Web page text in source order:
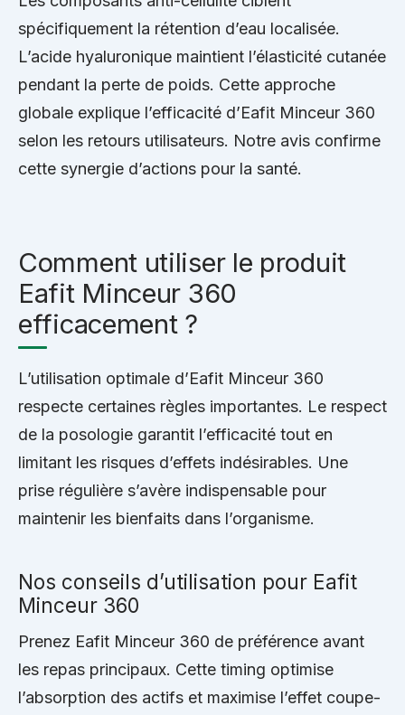
spécifiquement la rétention d’eau localisée.
L’acide hyaluronique maintient l’élasticité cutanée
pendant la perte de poids. Cette approche
globale explique l’efficacité d’Eafit Minceur 360
selon les retours utilisateurs. Notre avis confirme
cette synergie d’actions pour la santé.
Comment utiliser le produit
Eafit Minceur 360
efficacement ?
L’utilisation optimale d’Eafit Minceur 360
respecte certaines règles importantes. Le respect
de la posologie garantit l’efficacité tout en
limitant les risques d’effets indésirables. Une
prise régulière s’avère indispensable pour
maintenir les bienfaits dans l’organisme.
Nos conseils d’utilisation pour Eafit
Minceur 360
Prenez Eafit Minceur 360 de préférence avant
les repas principaux. Cette timing optimise
l’absorption des actifs et maximise l’effet coupe-